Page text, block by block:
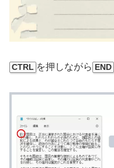
CTRL を押しながら END